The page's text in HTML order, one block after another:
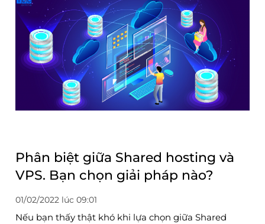
Phân biệt giữa Shared hosting và
VPS. Bạn chọn giải pháp nào?
01/02/2022 lúc 09:01
Nếu bạn thấy thật khó khi lựa chọn giữa Shared